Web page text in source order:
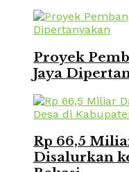
Proyek
Jaya
Rp 66,5
Disalurkan